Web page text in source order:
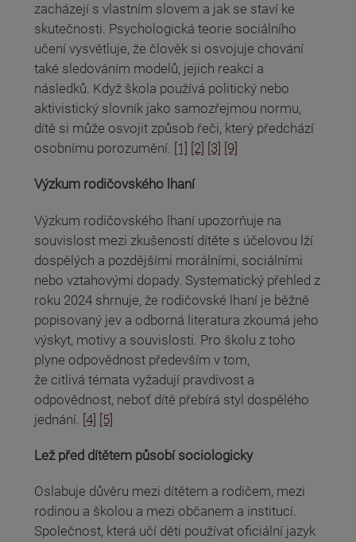
zacházejí s vlastním slovem a jak se staví ke
skutečnosti. Psychologická teorie sociálního
učení vysvětluje, že člověk si osvojuje chování
také sledováním modelů, jejich reakcí a
následků. Když škola používá politický nebo
aktivistický slovník jako samozřejmou normu,
dítě si může osvojit způsob řeči, který předchází
osobnímu porozumění. [1] [2] [3] [9]
Výzkum rodičovského lhaní
Výzkum rodičovského lhaní upozorňuje na
souvislost mezi zkušeností dítěte s účelovou lží
dospělých a pozdějšími morálními, sociálními
nebo vztahovými dopady. Systematický přehled z
roku 2024 shrnuje, že rodičovské lhaní je běžně
popisovaný jev a odborná literatura zkoumá jeho
výskyt, motivy a souvislosti. Pro školu z toho
plyne odpovědnost především v tom,
že citlivá témata vyžadují pravdivost a
odpovědnost, neboť dítě přebírá styl dospělého
jednání. [4] [5]
Lež před dítětem působí sociologicky
Oslabuje důvěru mezi dítětem a rodičem, mezi
rodinou a školou a mezi občanem a institucí.
Společnost, která učí děti používat oficiální jazyk